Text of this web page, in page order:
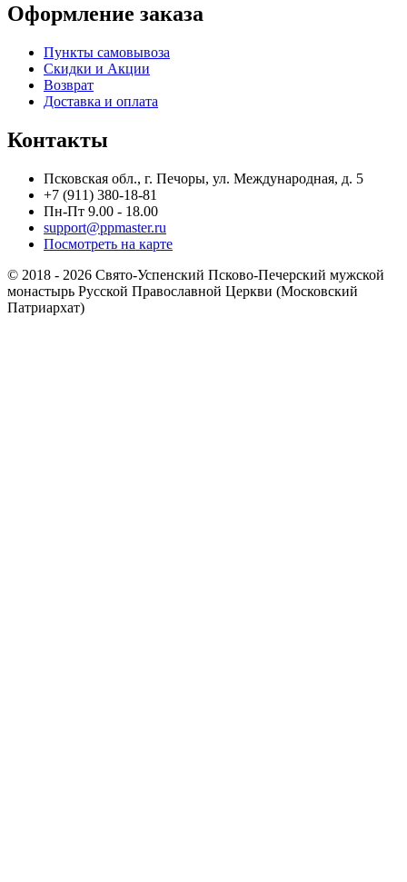
Оформление заказа
Пункты самовывоза
Скидки и Акции
Возврат
Доставка и оплата
Контакты
Псковская обл., г. Печоры, ул. Международная, д. 5
+7 (911) 380-18-81
Пн-Пт 9.00 - 18.00
support@ppmaster.ru
Посмотреть на карте
© 2018 - 2026 Свято-Успенский Псково-Печерский мужской
монастырь Русской Православной Церкви (Московский
Патриархат)